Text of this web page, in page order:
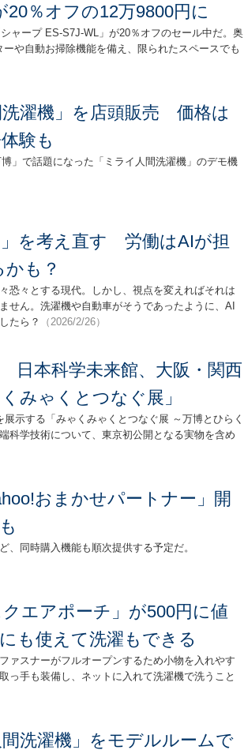
20％オフの12万9800円に
ャープ ES-S7J-WL」が20％オフのセール中だ。奥
や自動お掃除機能を備え、限られたスペースでも
濯機」を店頭販売 価格は
験も
」で話題になった「ミライ人間洗濯機」のデモ機
」を考え直す 労働はAIが担
も？
恐々とする現代。しかし、視点を変えればそれは
せん。洗濯機や自動車がそうであったように、AI
たら？
（2026/2/26）
日本科学未来館、大阪・関西
みゃくとつなぐ展」
示する「みゃくみゃくとつなぐ展 ～万博とひらく
科学技術について、東京初公開となる実物を含め
おまかせパートナー」開
同時購入機能も順次提供する予定だ。
エアポーチ」が500円に値
も使えて洗濯もできる
ァスナーがフルオープンするため小物を入れやす
っ手も装備し、ネットに入れて洗濯機で洗うこと
洗濯機」をモデルルームで